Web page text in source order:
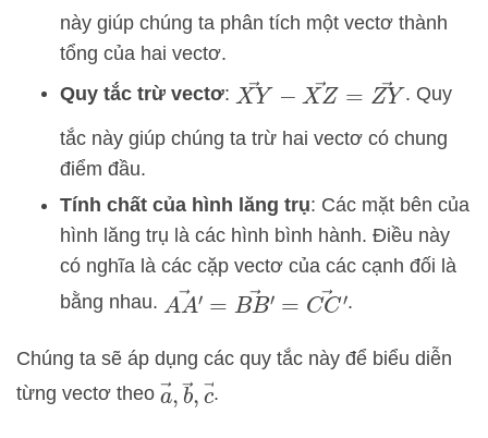
này giúp chúng ta phân tích một vectơ thành
tổng của hai vectơ.
Quy tắc trừ vectơ: XY→− XZ→= ZY→
. Quy
tắc này giúp chúng ta trừ hai vectơ có chung
điểm đầu.
Tính chất của hình lăng trụ: Các mặt bên của
hình lăng trụ là các hình bình hành. Điều này
có nghĩa là các cặp vectơ của các cạnh đối là
bằng nhau. AA′→= BB′ → =CC′
.
Chúng ta sẽ áp dụng các quy tắc này để biểu diễn
từng vectơ theo a → b→
.